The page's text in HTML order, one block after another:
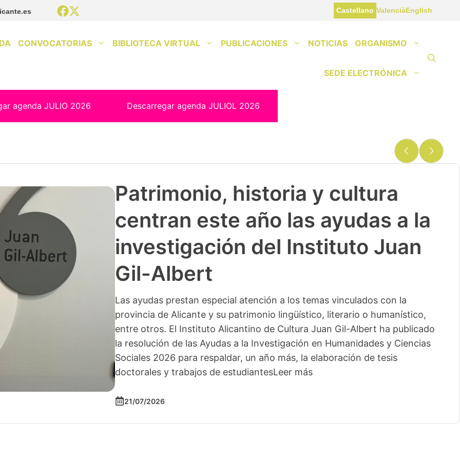
Castellano ValenciàEnglish
CONVOCATORIAS BIBLIOTECA VIRTUAL PUBLICACIONES NOTICIAS ORGANISMO
SEDE ELECTRÓNICA
agenda JULIO 2026 Descarregar agenda JULIOL 2026
Patrimonio, historia y cultura
centran este año las ayudas a la
investigación del Instituto Juan
Gil-Albert
Las ayudas prestan especial atención a los temas vinculados con la
provincia de Alicante y su patrimonio lingüístico, literario o humanístico,
entre otros. El Instituto Alicantino de Cultura Juan Gil-Albert ha publicado
la resolución de las Ayudas a la Investigación en Humanidades y Ciencias
Sociales 2026 para respaldar, un año más, la elaboración de tesis
doctorales y trabajos de estudiantesLeer más
21/07/2026